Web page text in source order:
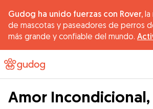
Gudog ha unido fuerzas con Rover, la
de mascotas y paseadores de perros
más grande y confiable del mundo.
Amor